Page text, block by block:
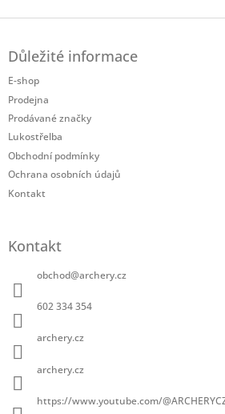
Důležité informace
E-shop
Prodejna
Prodávané značky
Lukostřelba
Obchodní podmínky
Ochrana osobních údajů
Kontakt
Kontakt
obchod@archery.cz
602 334 354
archery.cz
archery.cz
https://www.youtube.com/